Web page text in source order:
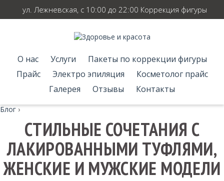
ул. Лежневская, с 10:00 до 22:00 Коррекция фигуры
О нас Услуги
Пакеты по коррекции фигуры
Прайс
Электро эпиляция
Косметолог прайс
Галерея
Отзывы Контакты
Блог ›
СТИЛЬНЫЕ СОЧЕТАНИЯ С
ЛАКИРОВАННЫМИ ТУФЛЯМИ,
ЖЕНСКИЕ И МУЖСКИЕ МОДЕЛИ